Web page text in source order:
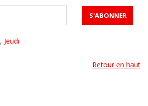
, Jeudi
Retour en haut